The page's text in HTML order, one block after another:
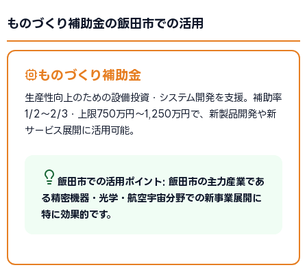
ものづくり補助金の飯田市での活用
ものづくり補助金
生産性向上のための設備投資・システム開発を支援。補助率
1/2〜2/3・上限750万円〜1,250万円で、新製品開発や新
サービス展開に活用可能。
飯田市での活用ポイント: 飯田市の主力産業であ
る精密機器・光学・航空宇宙分野での新事業展開に
特に効果的です。